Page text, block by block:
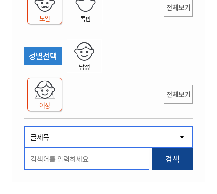
노인 복합
전체보기
성별선택
남성
여성
전체보기
검색